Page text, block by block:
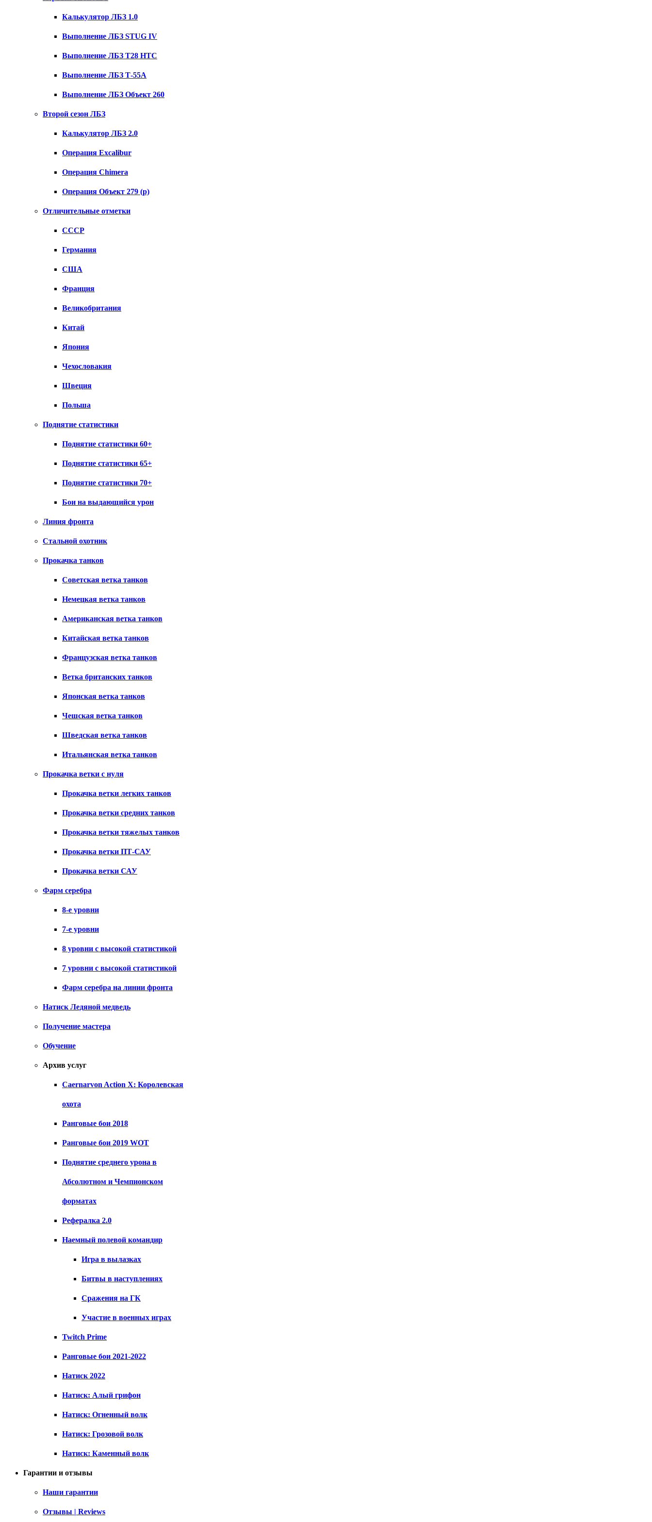
Калькулятор ЛБЗ 1.0
Выполнение ЛБЗ STUG IV
Выполнение ЛБЗ T28 HTC
Выполнение ЛБЗ Т-55А
Выполнение ЛБЗ Объект 260
Второй сезон ЛБЗ
Калькулятор ЛБЗ 2.0
Операция Excalibur
Операция Chimera
Операция Объект 279 (р)
Отличительные отметки
СССР
Германия
США
Франция
Великобритания
Китай
Япония
Чехословакия
Швеция
Польша
Поднятие статистики
Поднятие статистики 60+
Поднятие статистики 65+
Поднятие статистики 70+
Бои на выдающийся урон
Линия фронта
Стальной охотник
Прокачка танков
Советская ветка танков
Немецкая ветка танков
Американская ветка танков
Китайская ветка танков
Французская ветка танков
Ветка британских танков
Японская ветка танков
Чешская ветка танков
Шведская ветка танков
Итальянская ветка танков
Прокачка ветки с нуля
Прокачка ветки легких танков
Прокачка ветки средних танков
Прокачка ветки тяжелых танков
Прокачка ветки ПТ-САУ
Прокачка ветки САУ
Фарм серебра
8-е уровни
7-е уровни
8 уровни с высокой статистикой
7 уровни с высокой статистикой
Фарм серебра на линии фронта
Натиск Ледяной медведь
Получение мастера
Обучение
Архив услуг
Caernarvon Action X: Королевская
охота
Ранговые бои 2018
Ранговые бои 2019 WOT
Поднятие среднего урона в
Абсолютном и Чемпионском
форматах
Рефералка 2.0
Наемный полевой командир
Игра в вылазках
Битвы в наступлениях
Сражения на ГК
Участие в военных играх
Twitch Prime
Ранговые бои 2021-2022
Натиск 2022
Натиск: Алый грифон
Натиск: Огненный волк
Натиск: Грозовой волк
Натиск: Каменный волк
Гарантии и отзывы
Наши гарантии
Отзывы | Reviews